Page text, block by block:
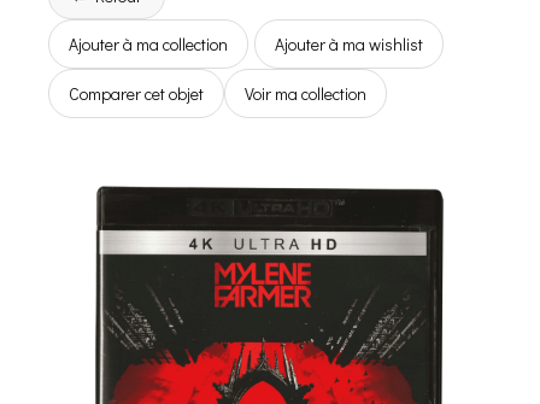
Ajouter à ma collection Ajouter à ma wishlist
Comparer cet objet Voir ma collection